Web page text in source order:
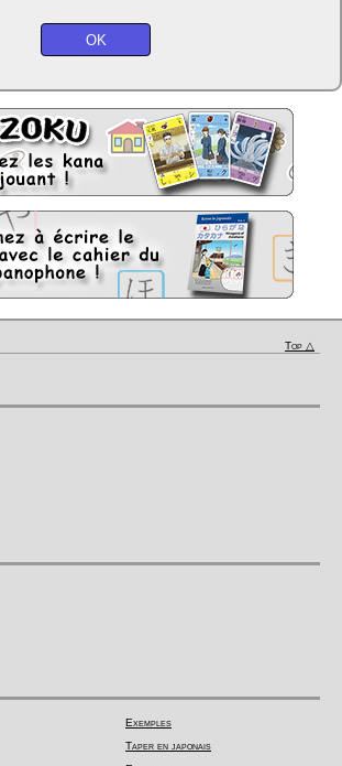
Top △
Exemples
Taper en japonais